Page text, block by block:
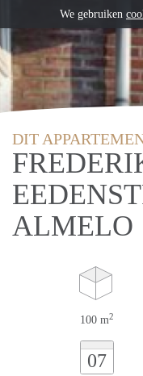
DIT
ALMELO
100 m2
07
We gebruiken